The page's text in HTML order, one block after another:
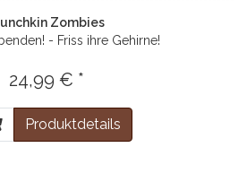
Zombies
- Friss ihre Gehirne!
24,99 € *
Produktdetails